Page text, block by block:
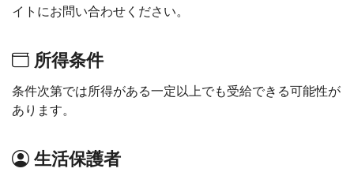
イトにお問い合わせください。
所得条件
条件次第では所得がある一定以上でも受給できる可能性が
あります。
生活保護者